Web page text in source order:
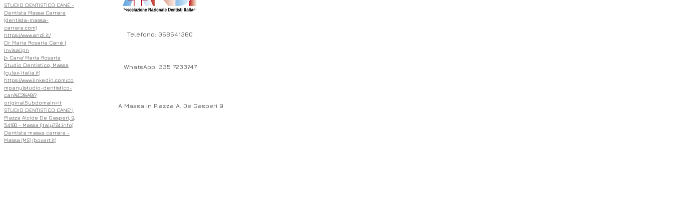
STUDIO DENTISTICO CANÉ -
Dentista Massa Carrara
(dentista-massa-
carrara.com)
https://www.andi.it/
Dr. Maria Rosaria Cané |
Invisalign
▷ Cane' Maria Rosaria
Studio Dentistico, Massa
(cylex-italia.it)
https://www.linkedin.com/co
mpany/studio-dentistico-
can%C3%A9/?
originalSubdomain=it
STUDIO DENTISTICO CANE' |
Piazza Alcide De Gasperi, 9,
54100 - Massa (italy724.info)
Dentista massa carrara -
Massa (MS) (boxert.it)
Telefono: 058541360
WhatsApp: 335 7233747
A Massa in Piazza A. De Gasperi 9